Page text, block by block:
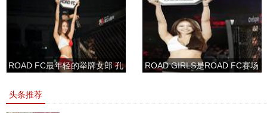
ROAD FC最年轻的举牌女郎 孔
ROAD GIRLS是ROAD FC赛场
头条推荐